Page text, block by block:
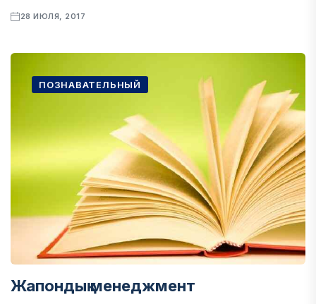
28 ИЮЛЯ, 2017
ПОЗНАВАТЕЛЬНЫЙ
Жапондық менеджмент